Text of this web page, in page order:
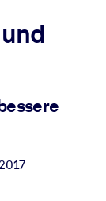
auf.
in Ihr LMS/LXP für